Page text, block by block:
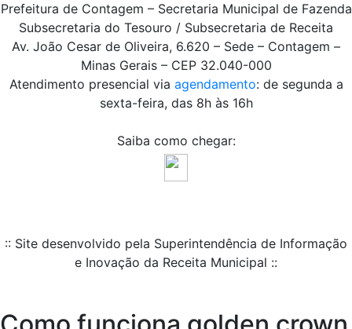
Prefeitura de Contagem – Secretaria Municipal de Fazenda
Subsecretaria do Tesouro / Subsecretaria de Receita
Av. João Cesar de Oliveira, 6.620 – Sede – Contagem –
Minas Gerais – CEP 32.040-000
Atendimento presencial via agendamento: de segunda a
sexta-feira, das 8h às 16h
Saiba como chegar:
:: Site desenvolvido pela Superintendência de Informação
e Inovação da Receita Municipal ::